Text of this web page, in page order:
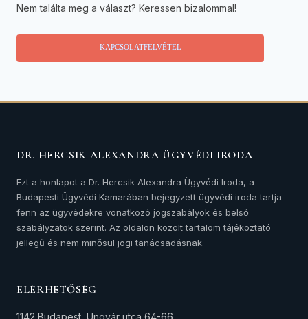
Nem találta meg a választ? Keressen bizalommal!
KAPCSOLATFELVÉTEL
DR. HERCSIK ALEXANDRA ÜGYVÉDI IRODA
Ezt a honlapot a Dr. Hercsik Alexandra Ügyvédi Iroda, a
Budapesti Ügyvédi Kamarában bejegyzett ügyvédi iroda tartja
fenn az ügyvédekre vonatkozó jogszabályok és belső
szabályzatok szerint. Az oldalon közölt tartalom tájékoztató
jellegű és nem minősül jogi tanácsadásnak.
ELÉRHETŐSÉG
1142 Budapest, Ungvár utca 64-66.